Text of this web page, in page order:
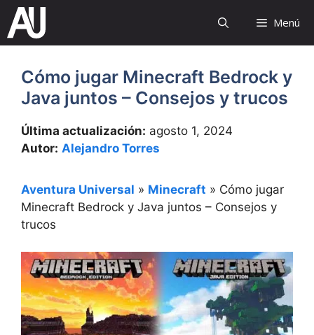
Saltar
contenido
Menú
Cómo jugar Minecraft Bedrock y
Java juntos – Consejos y trucos
Última actualización: agosto 1, 2024
Autor: Alejandro Torres
Aventura Universal » Minecraft » Cómo jugar
Minecraft Bedrock y Java juntos – Consejos y
trucos